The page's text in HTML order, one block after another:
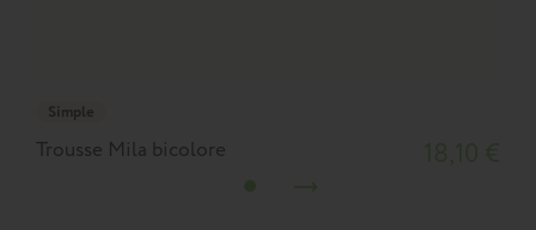
Simple
Trousse Mila bicolore